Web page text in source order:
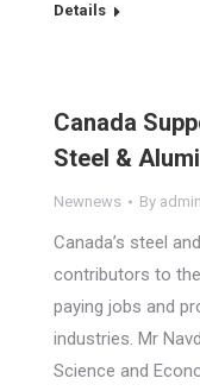
Details
Canada
Steel &
Newnews By admin
Canada’s steel
contributors to
paying jobs and
industries. Mr
Science and